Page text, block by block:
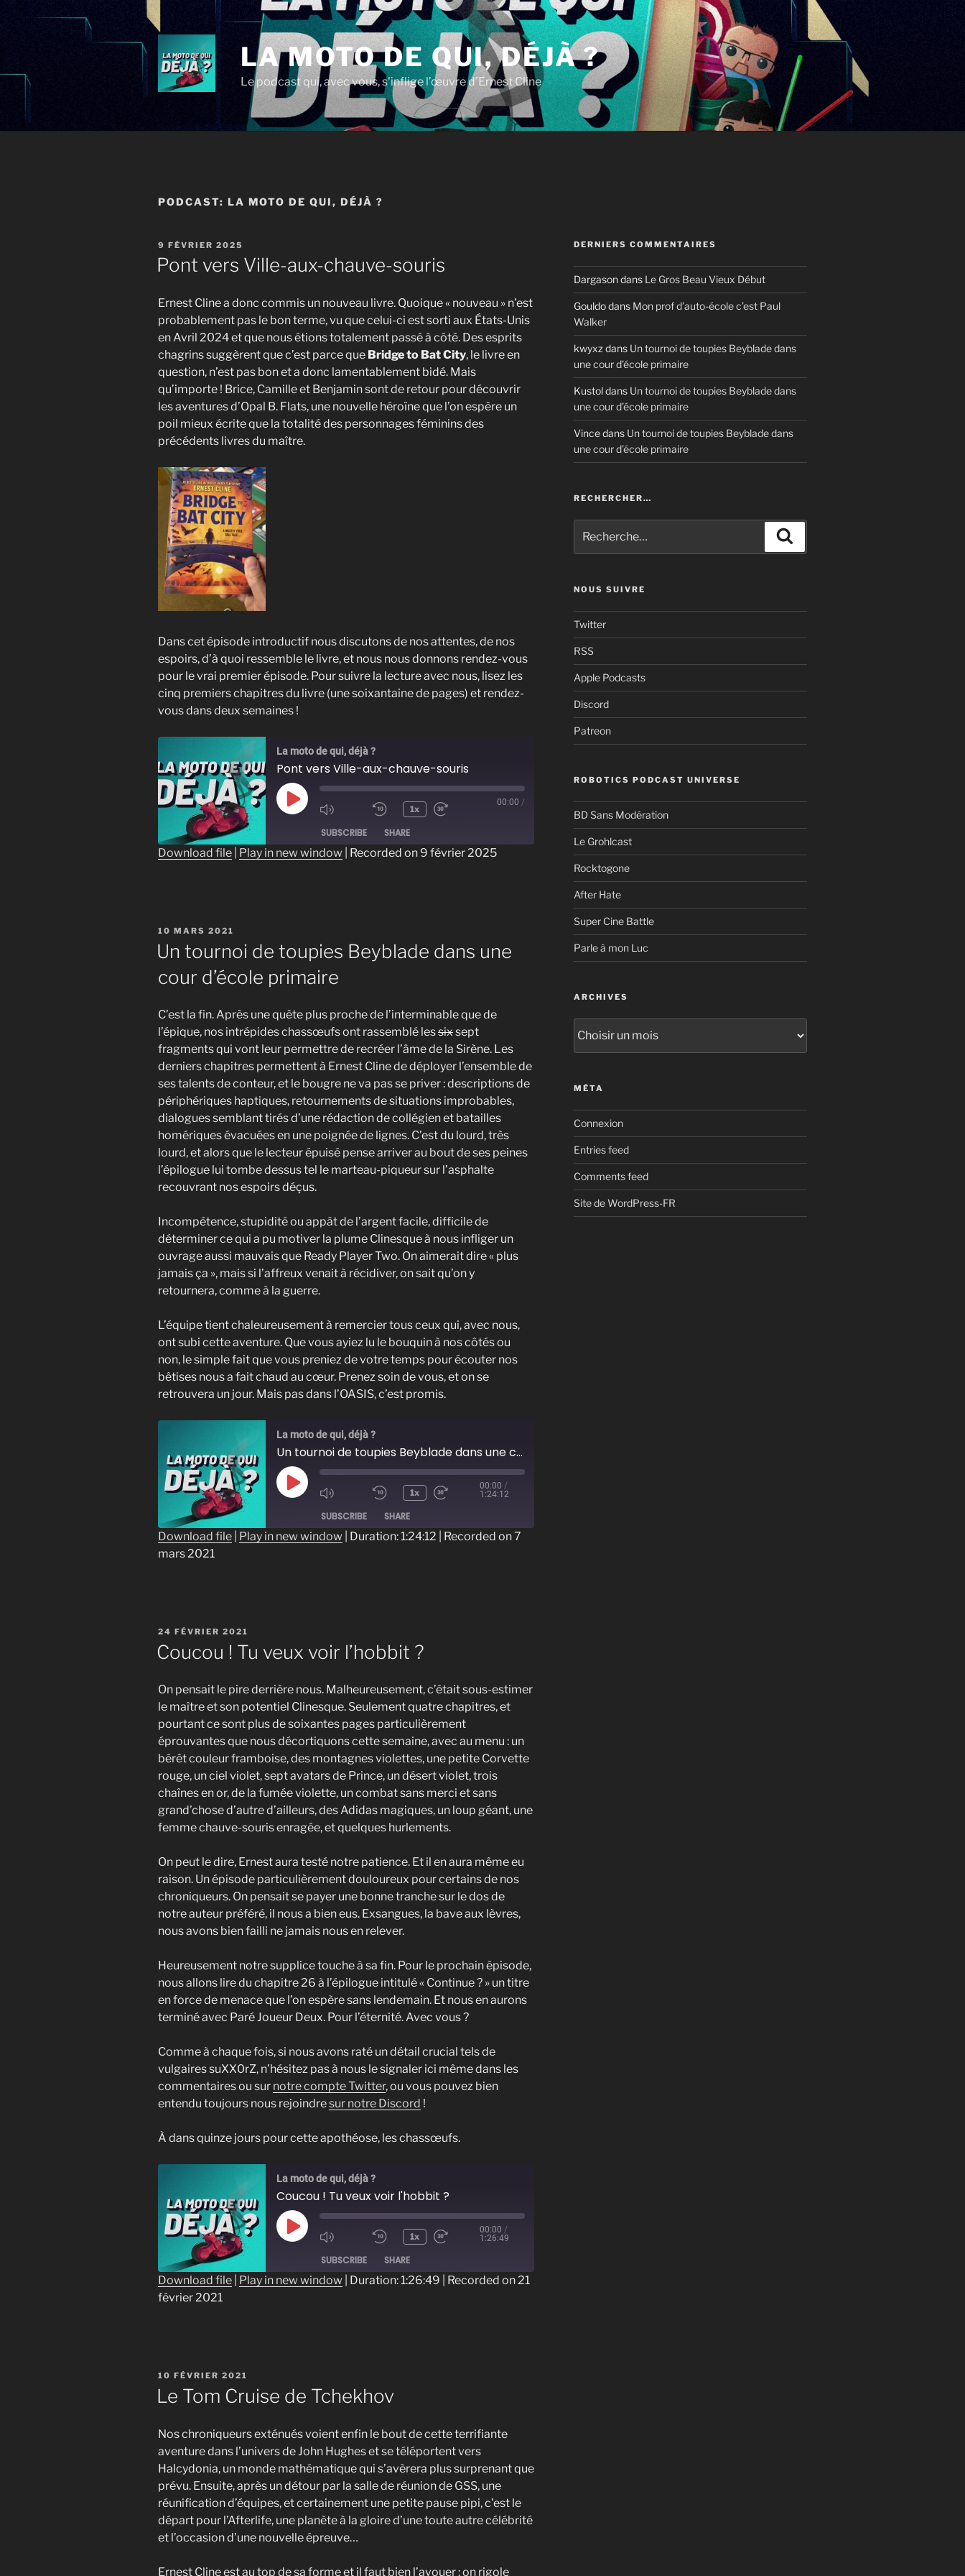
LA MOTO DE QUI, DÉJÀ ?
Le podcast qui, avec vous, s'inflige l’œuvre d’Ernest Cline
PODCAST: LA MOTO DE QUI, DÉJÀ ?
PUBLIÉ
LE
9 FÉVRIER 2025
Pont vers Ville-aux-chauve-souris
Ernest Cline a donc commis un nouveau livre. Quoique « nouveau » n’est
probablement pas le bon terme, vu que celui-ci est sorti aux États-Unis
en Avril 2024 et que nous étions totalement passé à côté. Des esprits
chagrins suggèrent que c’est parce que Bridge to Bat City, le livre en
question, n’est pas bon et a donc lamentablement bidé. Mais
qu’importe ! Brice, Camille et Benjamin sont de retour pour découvrir
les aventures d’Opal B. Flats, une nouvelle héroïne que l’on espère un
poil mieux écrite que la totalité des personnages féminins des
précédents livres du maître.
Dans cet épisode introductif nous discutons de nos attentes, de nos
espoirs, d’à quoi ressemble le livre, et nous nous donnons rendez-vous
pour le vrai premier épisode. Pour suivre la lecture avec nous, lisez les
cinq premiers chapitres du livre (une soixantaine de pages) et rendez-
vous dans deux semaines !
La moto de qui, déjà ?
Pont vers Ville-aux-chauve-souris
Play
1x
00:00 /
SUBSCRIBE SHARE
EMBED
Download file Play in new window Recorded on 9 février 2025
PUBLIÉ
10 MARS 2021
Un tournoi de toupies Beyblade dans une
cour d’école primaire
C’est la fin. Après une quête plus proche de l’interminable que de
l’épique, nos intrépides chassœufs ont rassemblé lessixsept
fragments qui vont leur permettre de recréer l’âme de la Sirène. Les
derniers chapitres permettent à Ernest Cline de déployer l’ensemble de
ses talents de conteur, et le bougre ne va pas se priver : descriptions de
périphériques haptiques, retournements de situations improbables,
dialogues semblant tirés d’une rédaction de collégien et batailles
homériques évacuées en une poignée de lignes. C’est du lourd, très
lourd, et alors que le lecteur épuisé pense arriver au bout de ses peines
l’épilogue lui tombe dessus tel le marteau-piqueur sur l’asphalte
recouvrant nos espoirs déçus.
Incompétence, stupidité ou appât de l’argent facile, difficile de
déterminer ce qui a pu motiver la plume Clinesque à nous infliger un
ouvrage aussi mauvais que Ready Player Two. On aimerait dire « plus
jamais ça », mais si l’affreux venait à récidiver, on sait qu’on y
retournera, comme à la guerre.
L’équipe tient chaleureusement à remercier tous ceux qui, avec nous,
ont subi cette aventure. Que vous ayiez lu le bouquin à nos côtés ou
non, le simple fait que vous preniez de votre temps pour écouter nos
bêtises nous a fait chaud au cœur. Prenez soin de vous, et on se
retrouvera un jour. Mais pas dans l’OASIS, c’est promis.
La moto de qui, déjà ?
Un tournoi de toupies Beyblade dans une cour d'école primaire
Play
1x
00:00 /
1:24:12
SUBSCRIBE SHARE
SHARE
Download file Play in new window Duration: 1:24:12
Recorded on 7
mars 2021
PUBLIÉ
LE
24 FÉVRIER 2021
Coucou ! Tu veux voir l’hobbit ?
On pensait le pire derrière nous. Malheureusement, c’était sous-estimer
le maître et son potentiel Clinesque. Seulement quatre chapitres, et
pourtant ce sont plus de soixantes pages particulièrement
éprouvantes que nous décortiquons cette semaine, avec au menu : un
bérêt couleur framboise, des montagnes violettes, une petite Corvette
rouge, un ciel violet, sept avatars de Prince, un désert violet, trois
chaînes en or, de la fumée violette, un combat sans merci et sans
grand’chose d’autre d’ailleurs, des Adidas magiques, un loup géant, une
femme chauve-souris enragée, et quelques hurlements.
On peut le dire, Ernest aura testé notre patience. Et il en aura même eu
raison. Un épisode particulièrement douloureux pour certains de nos
chroniqueurs. On pensait se payer une bonne tranche sur le dos de
notre auteur préféré, il nous a bien eus. Exsangues, la bave aux lèvres,
nous avons bien failli ne jamais nous en relever.
Heureusement notre supplice touche à sa fin. Pour le prochain épisode,
nous allons lire du chapitre 26 à l’épilogue intitulé « Continue ? » un titre
en force de menace que l’on espère sans lendemain. Et nous en aurons
terminé avec Paré Joueur Deux. Pour l’éternité. Avec vous ?
Comme à chaque fois, si nous avons raté un détail crucial tels de
vulgaires suXX0rZ, n’hésitez pas à nous le signaler ici même dans les
commentaires ou sur notre compte Twitter, ou vous pouvez bien
entendu toujours nous rejoindresur notre Discord !
À dans quinze jours pour cette apothéose, les chassœufs.
La moto de qui, déjà ?
Coucou ! Tu veux voir l'hobbit ?
Play
1x
00:00 /
1:26:49
SUBSCRIBE SHARE
SHARE
Download file Play in new window Duration: 1:26:49
Recorded on 21
février 2021
PUBLIÉ
LE
10 FÉVRIER 2021
Le Tom Cruise de Tchekhov
Nos chroniqueurs exténués voient enfin le bout de cette terrifiante
aventure dans l’univers de John Hughes et se téléportent vers
Halcydonia, un monde mathématique qui s’avèrera plus surprenant que
prévu. Ensuite, après un détour par la salle de réunion de GSS, une
réunification d’équipes, et certainement une petite pause pipi, c’est le
départ pour l’Afterlife, une planète à la gloire d’une toute autre célébrité
et l’occasion d’une nouvelle épreuve…
Ernest Cline est au top de sa forme et il faut bien l’avouer : on rigole
DERNIERS COMMENTAIRES
Dargasondans Le Gros Beau Vieux Début
Gouldodans Mon prof d’auto-école c’est Paul
Walker
kwyxz dans Un tournoi de toupies Beyblade dans
une cour d’école primaire
Kustoldans Un tournoi de toupies Beyblade dans
une cour d’école primaire
Vincedans Un tournoi de toupies Beyblade dans
une cour d’école primaire
RECHERCHER…
pour
:
NOUS SUIVRE
Twitter
RSS
Apple Podcasts
Discord
Patreon
ROBOTICS PODCAST UNIVERSE
BD Sans Modération
Le Grohlcast
Rocktogone
After Hate
Super Cine Battle
Parle à mon Luc
ARCHIVES
MÉTA
Connexion
Entries feed
Comments feed
Site de WordPress-FR